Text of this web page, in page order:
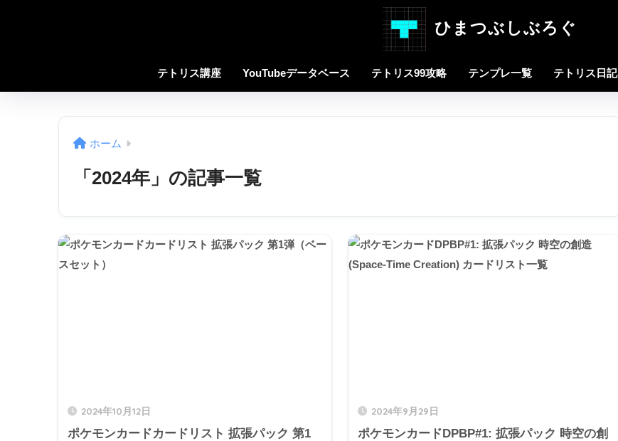
ひまつぶしぶろぐ
テトリス講座 YouTubeデータベース テトリス99攻略 テンプレ一覧 テトリス日記
ホーム
「2024年」の記事一覧
2024年10月12日
ポケモンカードカードリスト 拡張パック 第1
2024年9月29日
ポケモンカードDPBP#1: 拡張パック 時空の創